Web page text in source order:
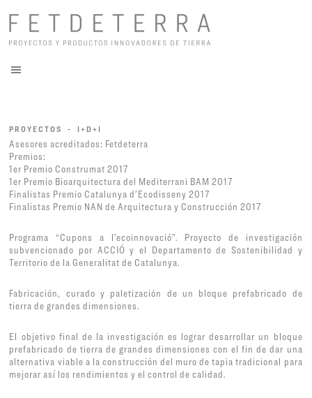
PROYECTOS - I+D+I
Asesores acreditados: Fetdeterra
Premios:
1er Premio Construmat 2017
1er Premio Bioarquitectura del Mediterrani BAM 2017
Finalistas Premio Catalunya d’Ecodisseny 2017
Finalistas Premio NAN de Arquitectura y Construcción 2017
Programa “Cupons a l’ecoinnovació”. Proyecto de investigación
subvencionado por ACCIÓ y el Departamento de Sostenibilidad y
Territorio de la Generalitat de Catalunya.
Fabricación, curado y paletización de un bloque prefabricado de
tierra de grandes dimensiones.
El objetivo final de la investigación es lograr desarrollar un bloque
prefabricado de tierra de grandes dimensiones con el fin de dar una
alternativa viable a la construcción del muro de tapia tradicional para
mejorar así los rendimientos y el control de calidad.